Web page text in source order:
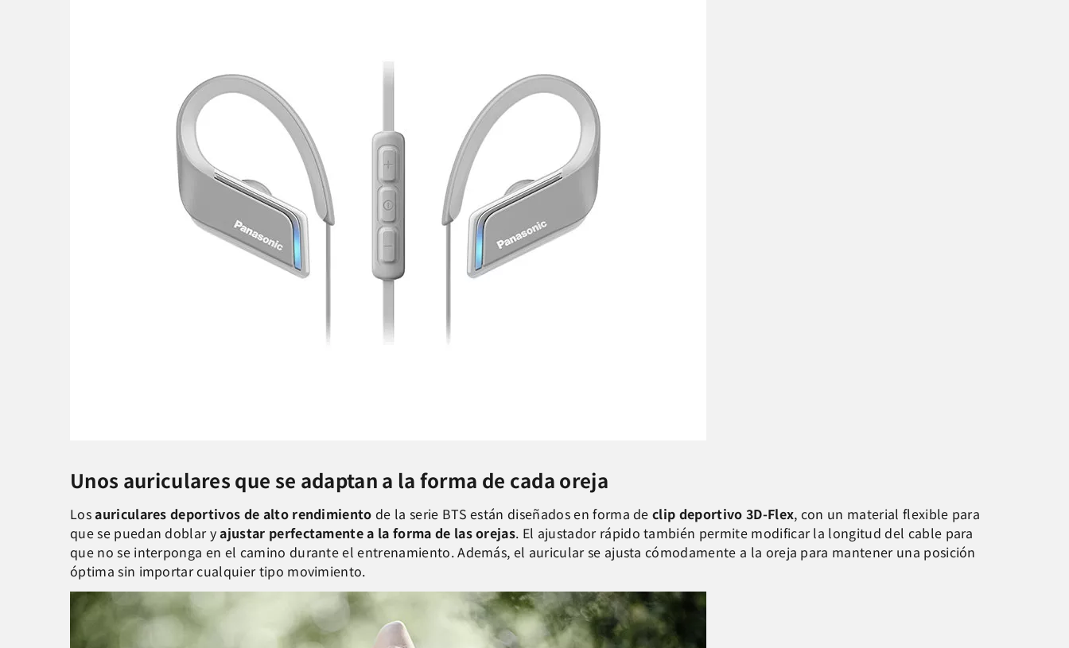
Unos auriculares que se adaptan a la forma de cada oreja
Losauriculares deportivos de alto rendimiento de la serie BTS están diseñados en forma declip deportivo 3D-Flex, con un material flexible para
que se puedan doblar yajustar perfectamente a la forma de las orejas. El ajustador rápido también permite modificar la longitud del cable para
que no se interponga en el camino durante el entrenamiento. Además, el auricular se ajusta cómodamente a la oreja para mantener una posición
óptima sin importar cualquier tipo movimiento.